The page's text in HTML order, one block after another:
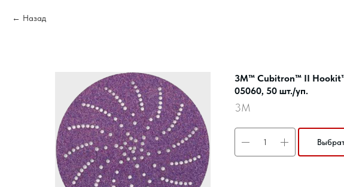
Назад
3M™ Cubitron™ II
05060, 50 шт./уп.
3M